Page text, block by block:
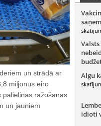
un strādā ar
miljonus eiro
ražošanas
un jauniem
Algu
idioti